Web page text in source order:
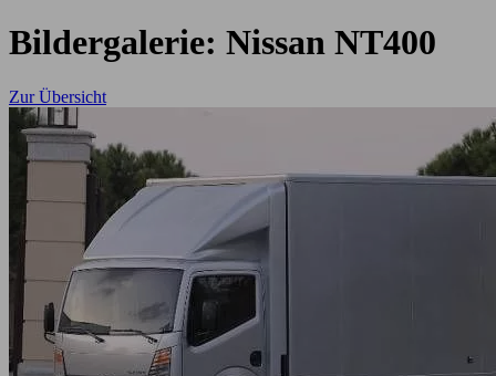
Bildergalerie: Nissan NT400
Zur Übersicht